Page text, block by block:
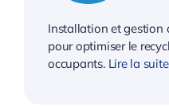
Installation et gestion
pour optimiser le
occupants. Lire la